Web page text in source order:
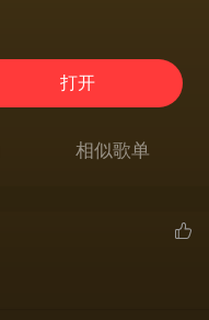
打开
相似歌单